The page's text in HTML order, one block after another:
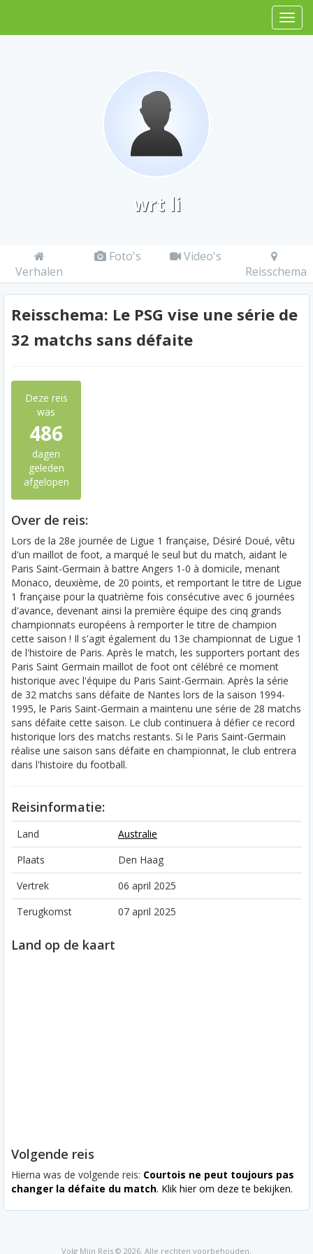
wrt li
Verhalen
Foto's
Video's
Reisschema
Reisschema: Le PSG vise une série de
32 matchs sans défaite
Deze reis
was
486
dagen
geleden
afgelopen
Over de reis:
Lors de la 28e journée de Ligue 1 française, Désiré Doué, vêtu
d'un maillot de foot, a marqué le seul but du match, aidant le
Paris Saint-Germain à battre Angers 1-0 à domicile, menant
Monaco, deuxième, de 20 points, et remportant le titre de Ligue
1 française pour la quatrième fois consécutive avec 6 journées
d'avance, devenant ainsi la première équipe des cinq grands
championnats européens à remporter le titre de champion
cette saison ! Il s'agit également du 13e championnat de Ligue 1
de l'histoire de Paris. Après le match, les supporters portant des
Paris Saint Germain maillot de foot ont célébré ce moment
historique avec l'équipe du Paris Saint-Germain. Après la série
de 32 matchs sans défaite de Nantes lors de la saison 1994-
1995, le Paris Saint-Germain a maintenu une série de 28 matchs
sans défaite cette saison. Le club continuera à défier ce record
historique lors des matchs restants. Si le Paris Saint-Germain
réalise une saison sans défaite en championnat, le club entrera
dans l'histoire du football.
Reisinformatie:
Land
Australie
Plaats
Den Haag
Vertrek
06 april 2025
Terugkomst
07 april 2025
Land op de kaart
Volgende reis
Hierna was de volgende reis: Courtois ne peut toujours pas
changer la défaite du match. Klik hier om deze te bekijken.
Volg Mijn Reis © 2026. Alle rechten voorbehouden.